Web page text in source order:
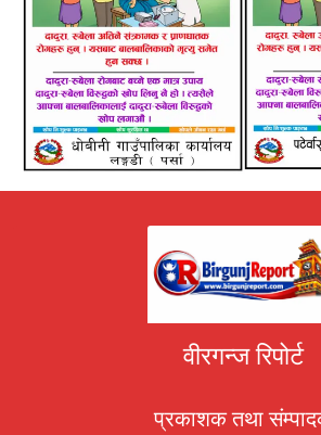
वीरगन्ज रिपोर्ट
प्रकाशक तथा